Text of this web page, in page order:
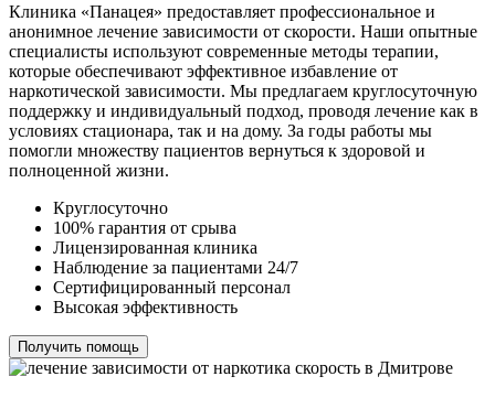
Клиника «Панацея» предоставляет профессиональное и
анонимное лечение зависимости от скорости. Наши опытные
специалисты используют современные методы терапии,
которые обеспечивают эффективное избавление от
наркотической зависимости. Мы предлагаем круглосуточную
поддержку и индивидуальный подход, проводя лечение как в
условиях стационара, так и на дому. За годы работы мы
помогли множеству пациентов вернуться к здоровой и
полноценной жизни.
Круглосуточно
100% гарантия от срыва
Лицензированная клиника
Наблюдение за пациентами 24/7
Сертифицированный персонал
Высокая эффективность
Получить помощь